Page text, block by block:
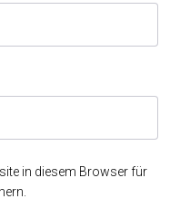
in diesem Browser für